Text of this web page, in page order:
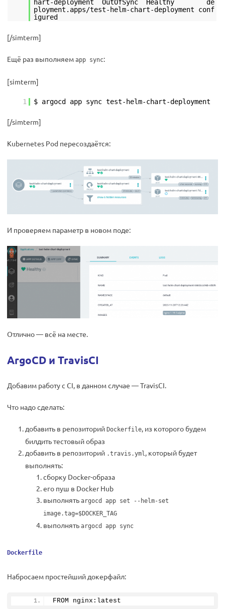
hart-deployment OutOfSync Healthy de
ployment.apps/test-helm-chart-deployment conf
igured
[/simterm]
Ещё раз выполняем app sync:
[simterm]
1 $ argocd app sync test-helm-chart-deployment
[/simterm]
Kubernetes Pod пересоздаётся:
И проверяем параметр в новом поде:
Отлично — всё на месте.
ArgoCD и TravisCI
Добавим работу с CI, в данном случае — TravisCI.
Что надо сделать:
добавить в репозиторий Dockerfile, из которого будем
билдить тестовый образ
добавить в репозиторий .travis.yml, который будет
выполнять:
сборку Docker-образа
его пуш в Docker Hub
выполнять argocd app set --helm-set
image.tag=$DOCKER_TAG
выполнять argocd app sync
Dockerfile
Набросаем простейший докерфайл:
FROM nginx:latest